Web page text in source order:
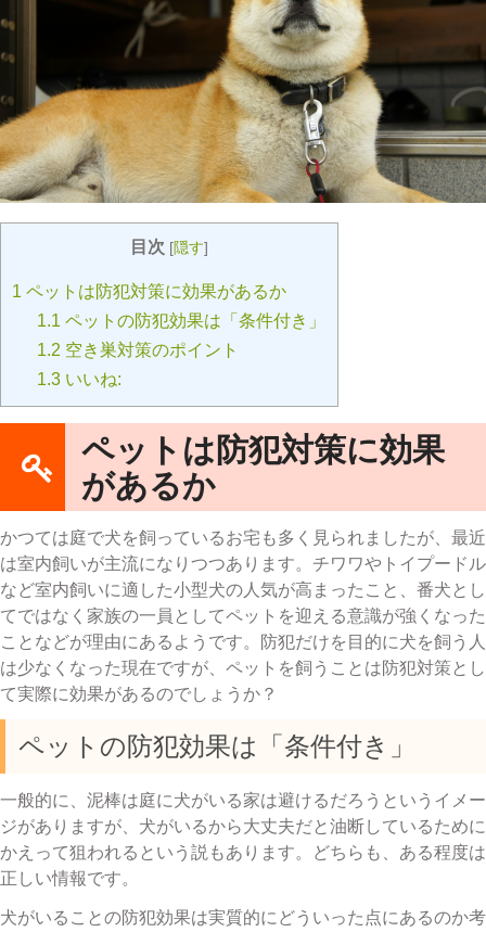
目次 [隠す]
1 ペットは防犯対策に効果があるか
1.1 ペットの防犯効果は「条件付き」
1.2 空き巣対策のポイント
1.3 いいね:
ペットは防犯対策に効果
があるか
かつては庭で犬を飼っているお宅も多く見られましたが、最近
は室内飼いが主流になりつつあります。チワワやトイプードル
など室内飼いに適した小型犬の人気が高まったこと、番犬とし
てではなく家族の一員としてペットを迎える意識が強くなった
ことなどが理由にあるようです。防犯だけを目的に犬を飼う人
は少なくなった現在ですが、ペットを飼うことは防犯対策とし
て実際に効果があるのでしょうか？
ペットの防犯効果は「条件付き」
一般的に、泥棒は庭に犬がいる家は避けるだろうというイメー
ジがありますが、犬がいるから大丈夫だと油断しているために
かえって狙われるという説もあります。どちらも、ある程度は
正しい情報です。
犬がいることの防犯効果は実質的にどういった点にあるのか考